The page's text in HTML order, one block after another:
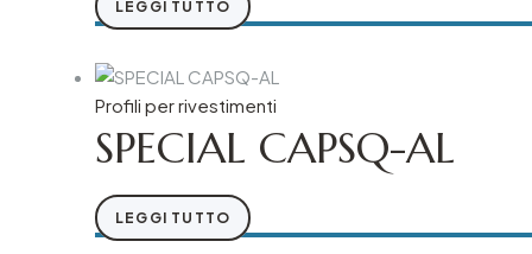
LEGGI TUTTO
Profili per rivestimenti
SPECIAL CAPSQ-AL
LEGGI TUTTO